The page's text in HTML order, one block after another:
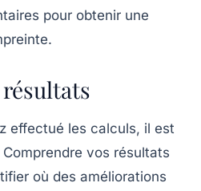
pour obtenir une
effectué les calculs, il est
vos résultats
où des améliorations